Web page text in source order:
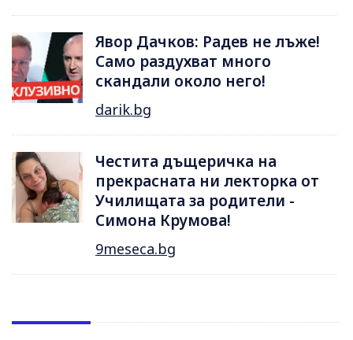
Явор Дачков: Радев не лъже!
Само раздухват много
скандали около него!
darik.bg
Честита дъщеричка на
прекрасната ни лекторка от
Училищата за родители -
Симона Крумова!
9meseca.bg